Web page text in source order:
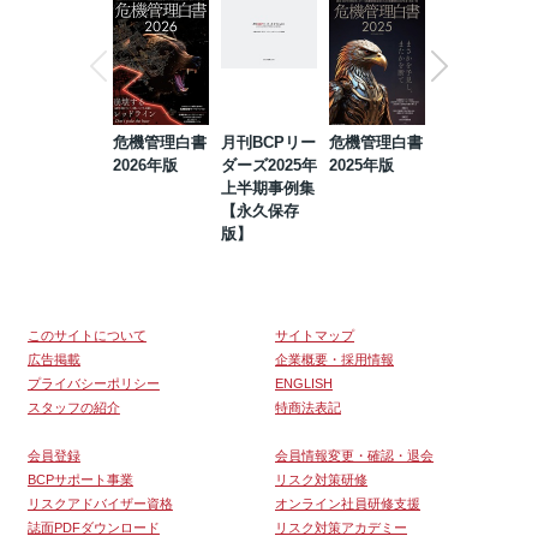
危機管理白書
2026年版
月刊BCPリー
ダーズ2025年
上半期事例集
【永久保存
版】
危機管理白書
2025年版
このサイトについて
サイトマップ
広告掲載
企業概要・採用情報
プライバシーポリシー
ENGLISH
スタッフの紹介
特商法表記
会員登録
会員情報変更・確認・退会
BCPサポート事業
リスク対策研修
リスクアドバイザー資格
オンライン社員研修支援
誌面PDFダウンロード
リスク対策アカデミー